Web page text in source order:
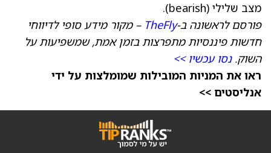
מצב שלילי (bearish).
פורסם לראשונה ב-TheFly – מקור מידע סופי לדיווחי
חדשות פיננסיות מתפרצות בזמן אמת, שמשפיעות על
השוק.נסו עכשיו >>
ראו את המניות המובילות שמומלצות על ידי
אנליסטים >>